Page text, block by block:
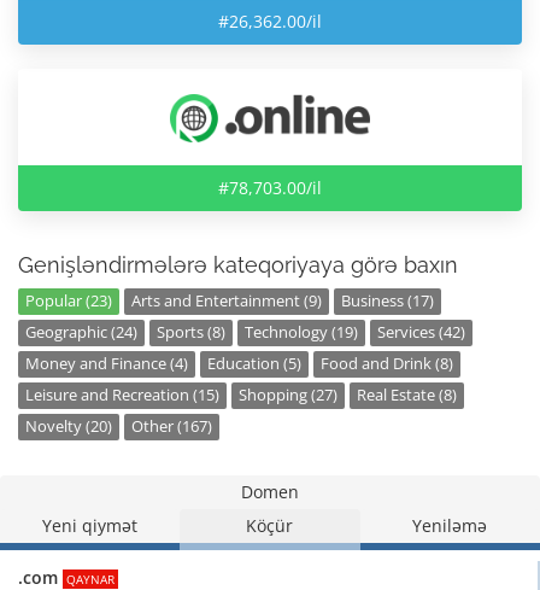
#26,362.00/il
#78,703.00/il
Genişləndirmələrə kateqoriyaya görə baxın
Popular (23) Arts and Entertainment (9)
Business (17)
Geographic (24)
Sports (8) Technology (19)
Services (42)
Money and Finance (4)
Education (5)
Food and Drink (8)
Leisure and Recreation (15)
Shopping (27)
Real Estate (8)
Novelty (20)
Other (167)
Domen
Yeni qiymət
Köçür Yeniləmə
.com QAYNAR